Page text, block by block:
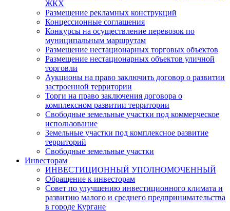
ЖКХ
Размещение рекламных конструкций
Концессионные соглашения
Конкурсы на осуществление перевозок по
муниципальным маршрутам
Размещение нестационарных торговых объектов
Размещение нестационарных объектов уличной
торговли
Аукционы на право заключить договор о развитии
застроенной территории
Торги на право заключения договора о
комплексном развитии территории
Свободные земельные участки под коммерческое
использование
Земельные участки под комплексное развитие
территорий
Свободные земельные участки
Инвесторам
ИНВЕСТИЦИОННЫЙ УПОЛНОМОЧЕННЫЙ
Обращение к инвесторам
Совет по улучшению инвестиционного климата и
развитию малого и среднего предпринимательства
в городе Кургане